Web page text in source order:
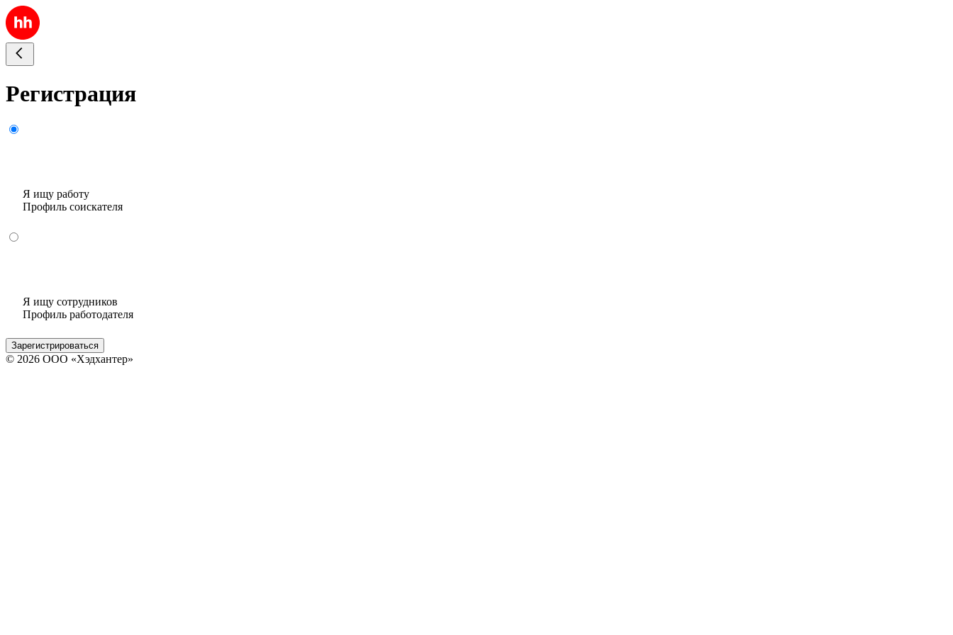
Регистрация
Я ищу работу
Профиль соискателя
Я ищу сотрудников
Профиль работодателя
Зарегистрироваться
© 2026 ООО «Хэдхантер»